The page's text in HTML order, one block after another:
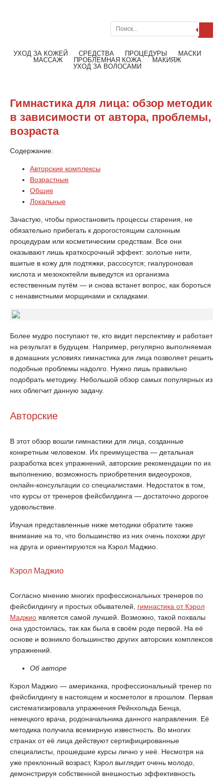
УХОД ЗА КОЖЕЙ СРЕДСТВА ПРОЦЕДУРЫ
МАСКИ
МАССАЖ
ПРОБЛЕМНАЯ КОЖА
МАКИЯЖ
УХОД ЗА ВОЛОСАМИ
Гимнастика для лица: обзор методик
в зависимости от автора, проблемы,
возраста
Содержание:
Авторские комплексы
Возрастные
Общие
Локальные
Зачастую, чтобы приостановить процессы старения, не
обязательно прибегать к дорогостоящим салонным
процедурам или косметическим средствам. Все они
оказывают лишь краткосрочный эффект: золотые нити,
вшитые в кожу для подтяжки, рассосутся; гиалуроновая
кислота и мезококтейли выведутся из организма
естественным путём — и снова встанет вопрос, как бороться
с ненавистными морщинами и складками.
Более мудро поступают те, кто видит перспективу и работает
на результат в будущем. Например, регулярно выполняемая
в домашних условиях гимнастика для лица позволяет решить
подобные проблемы надолго. Нужно лишь правильно
подобрать методику. Небольшой обзор самых популярных из
них облегчит данную задачу.
Авторские
В этот обзор вошли гимнастики для лица, созданные
конкретным человеком. Их преимущества — детальная
разработка всех упражнений, авторские рекомендации по их
выполнению, возможность приобретения видеоуроков,
онлайн-консультации со специалистами. Недостаток в том,
что курсы от тренеров фейсбилдинга — достаточно дорогое
удовольствие.
Изучая представленные ниже методики обратите также
внимание на то, что большинство из них очень похожи друг
на друга и ориентируются на Кэрол Маджио.
Кэрол Маджио
Согласно мнению многих профессиональных тренеров по
фейсбилдингу и простых обывателей, гимнастика от Кэрол
Маджио является самой лучшей. Возможно, такой похвалы
она удостоилась, так как была в своём роде первой. На её
основе и возникло большинство других авторских комплексов
упражнений.
Об авторе
Кэрол Маджио — американка, профессиональный тренер по
фейсбилдингу в настоящем и косметолог в прошлом. Первая
систематизировала упражнения Рейнхольда Бенца,
немецкого врача, родоначальника данного направления. Её
методика получила всемирную известность. Во многих
странах от её лица действуют сертифицированные
специалисты, прошедшие курсы лично у неё. Несмотря на
уже преклонный возраст, Кэрол выглядит очень молодо,
демонстрируя собственной внешностью эффективность